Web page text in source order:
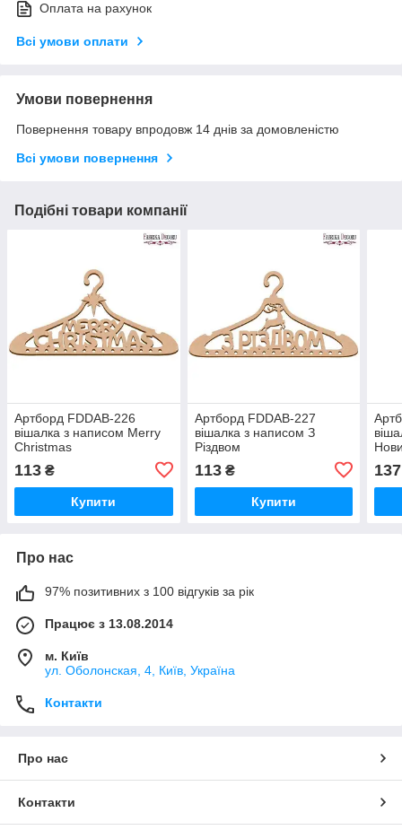
Оплата на рахунок
Всі умови оплати
Умови повернення
Повернення товару впродовж 14 днів за домовленістю
Всі умови повернення
Подібні товари компанії
Артборд FDDAB-226
вішалка з написом Merry
Christmas
113 ₴
Купити
Артборд FDDAB-227
вішалка з написом З
Різдвом
113₴
Купити
137
Про нас
97% позитивних з 100 відгуків за рік
Працює з 13.08.2014
м. Київ
ул. Оболонская, 4, Київ, Україна
Контакти
Про нас
Контакти